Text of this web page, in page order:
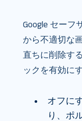
Google セーフ
から不適切な
直ちに削除す
ックを有効に
オフに
り、ポ